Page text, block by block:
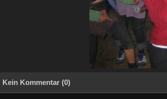
Kein Kommentar (0)